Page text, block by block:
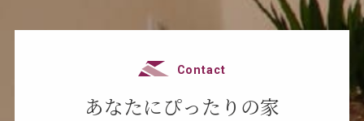
Contact
あなたにぴったりの家